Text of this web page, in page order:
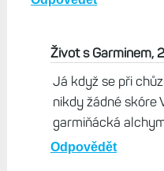
Život s Garminem,
Já když se při
nikdy žádné skóre
garmiňácká
Odpovědět